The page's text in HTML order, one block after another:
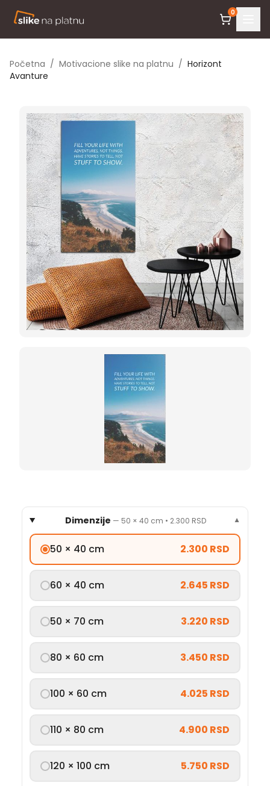
0
Početna / Motivacione slike na platnu / Horizont
Avanture
Dimenzije — 50 × 40 cm • 2.300 RSD ▼
50 × 40 cm 2.300 RSD
60 × 40 cm 2.645 RSD
50 × 70 cm 3.220 RSD
80 × 60 cm 3.450 RSD
100 × 60 cm 4.025 RSD
110 × 80 cm 4.900 RSD
120 × 100 cm 5.750 RSD